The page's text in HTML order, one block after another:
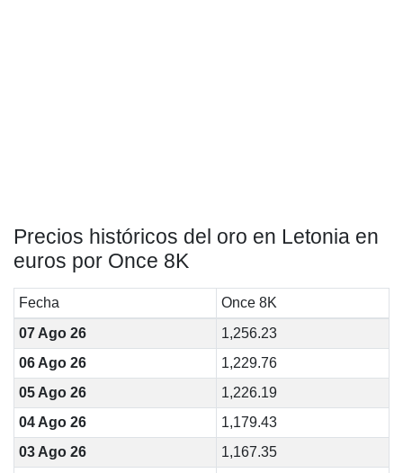
Precios históricos del oro en Letonia en
euros por Once 8K
Fecha
Once 8K
07 Ago 26
1,256.23
06 Ago 26
1,229.76
05 Ago 26
1,226.19
04 Ago 26
1,179.43
03 Ago 26
1,167.35